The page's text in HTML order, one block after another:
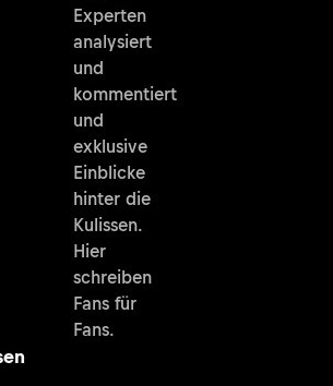
Experten
analysiert
und
kommentiert
und
exklusive
Einblicke
hinter die
Kulissen.
Hier
schreiben
Fans für
Fans.